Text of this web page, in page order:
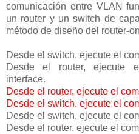
comunicación entre VLAN
un router y un switch de
método de diseño del router-
Desde el switch, ejecute el
Desde el router, ejecute
interface.
Desde el router, ejecute el
Desde el switch, ejecute el
Desde el switch, ejecute el
Desde el router, ejecute el